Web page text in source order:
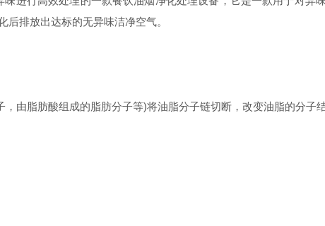
排放出达标的无异味洁净空气。
脂肪酸组成的脂肪分子等)将油脂分子链切断，改变油脂的分子